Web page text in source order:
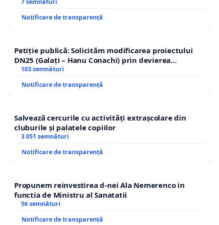
7 semnături
Notificare de transparență
Petiție publică: Solicităm modificarea proiectului
DN25 (Galați – Hanu Conachi) prin devierea
traseului în afara localităților!
103 semnături
Notificare de transparență
Salvează cercurile cu activități extrașcolare din
cluburile și palatele copiilor
3 051 semnături
Notificare de transparență
Propunem reinvestirea d-nei Ala Nemerenco in
functia de Ministru al Sanatatii
56 semnături
Notificare de transparență